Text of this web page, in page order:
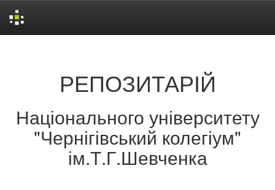
РЕПОЗИТАРІЙ
Національного університету
"Чернігівський колегіум"
ім.Т.Г.Шевченка